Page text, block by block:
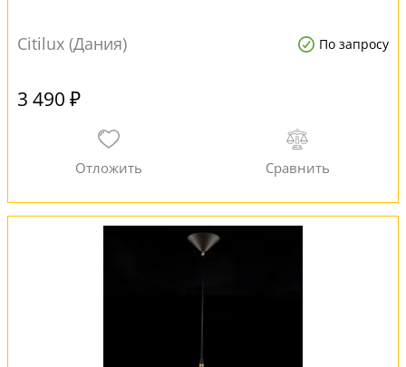
Citilux (Дания) По запросу
3 490 ₽